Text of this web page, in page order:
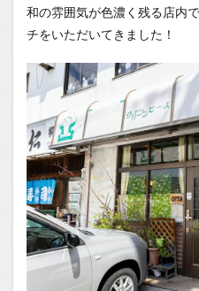
スリッ
ような
トロ空
間
1.0.2
心惹か
れる、
昔なが
らの洋
食メニ
ュー
1.0.3
ボリュ
ーム満
和の雰囲気が色濃く残る店内
チをいただいてきました！